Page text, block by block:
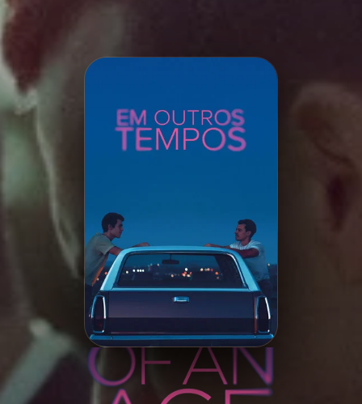
Minha Lista